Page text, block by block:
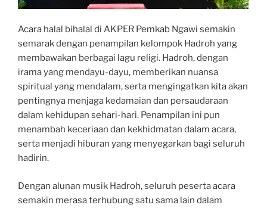
Acara halal bihalal di AKPER Pemkab Ngawi semakin
semarak dengan penampilan kelompok Hadroh yang
membawakan berbagai lagu religi. Hadroh, dengan
irama yang mendayu-dayu, memberikan nuansa
spiritual yang mendalam, serta mengingatkan kita akan
pentingnya menjaga kedamaian dan persaudaraan
dalam kehidupan sehari-hari. Penampilan ini pun
menambah keceriaan dan kekhidmatan dalam acara,
serta menjadi hiburan yang menyegarkan bagi seluruh
hadirin.
Dengan alunan musik Hadroh, seluruh peserta acara
semakin merasa terhubung satu sama lain dalam